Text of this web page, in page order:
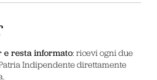
resta informato: ricevi ogni due
Indipendente direttamente